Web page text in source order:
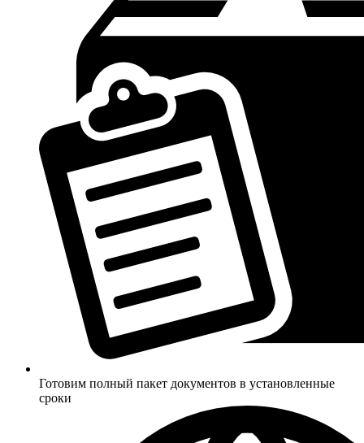
Готовим полный пакет документов в установленные
сроки